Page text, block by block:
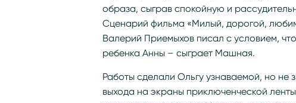
образа, сыграв спокойную и
Сценарий фильма «Милый, дорогой,
Валерий Приемыхов писал с условием,
ребенка Анны – сыграет Машная.
Работы сделали Ольгу узнаваемой, но
выхода на экраны приключенческой